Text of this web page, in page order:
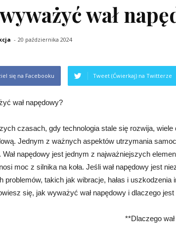
wał
- 20 października 2024
się na Facebooku Tweet (Ćwierkaj) na Twitterze
wał napędowy?
czasach, gdy technologia stale się rozwija,
Jednym z ważnych aspektów utrzymania
Wał napędowy jest jednym z najważniejszych
moc z silnika na koła. Jeśli wał napędowy jest
problemów, takich jak wibracje, hałas i
się, jak wyważyć wał napędowy i dlaczego jest
**Dlaczego